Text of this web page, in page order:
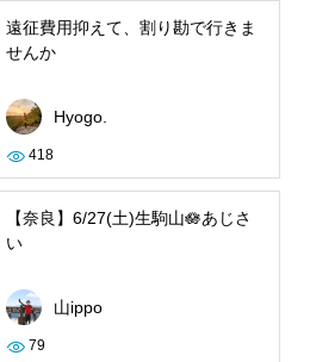
遠征費用抑えて、割り勘で行きま
せんか
Hyogo.
418
【奈良】6/27(土)生駒山🪷あじさ
い
山ippo
79